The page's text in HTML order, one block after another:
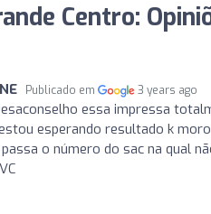
Centro:
Publicado em 3 years ago
essa impressa
esperando resultado k
o número do sac na qual